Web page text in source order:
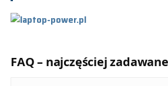
FAQ – najczęściej